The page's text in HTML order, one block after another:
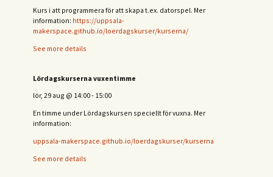
Kurs i att programmera för att skapa t.ex. datorspel. Mer
information: https://uppsala-
makerspace.github.io/loerdagskurser/kurserna/
See more details
Lördagskurserna vuxentimme
lör, 29 aug @ 14:00- 15:00
En timme under Lördagskursen speciellt för vuxna. Mer
information:
uppsala-makerspace.github.io/loerdagskurser/kurserna
See more details